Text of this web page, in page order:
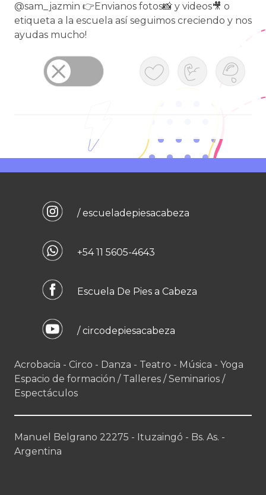
@sam_jazmin 👉Envianos fotos📸 y videos🎥 o
etiqueta a la escuela así seguimos creciendo y nos
ayudas mucho!
/ escueladepiesacabeza
+54 11 5605-4643
Escuela De Pies a Cabeza
/ circodepiesacabeza
Acrobacia - Circo - Danza - Teatro - Música - Yoga
Espacio de formación / Talleres / Seminarios /
Espectáculos
Manuel Belgrano 22275 - Ituzaingó - Bs. As. -
Argentina